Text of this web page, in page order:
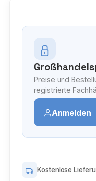
Preise und
registrierte
Anmelden
Kostenlose